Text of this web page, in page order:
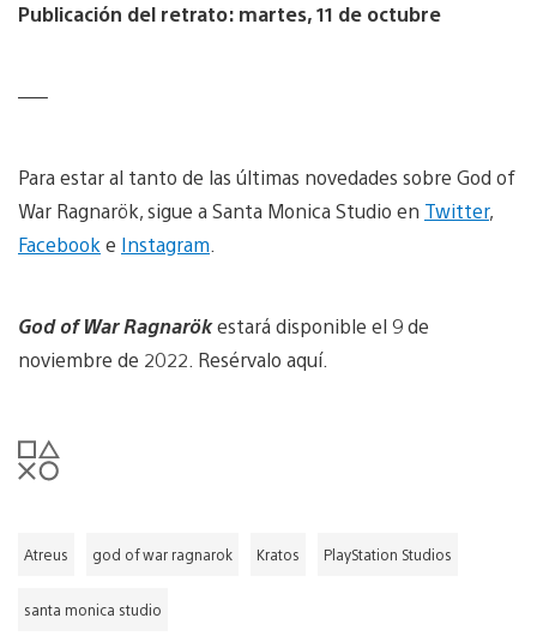
Publicación del retrato: martes, 11 de octubre
—–
Para estar al tanto de las últimas novedades sobre God of
War Ragnarök, sigue a Santa Monica Studio en Twitter,
Facebook e Instagram
God of War Ragnarökestará disponible el 9 de
noviembre de 2022. Resérvalo aquí.
Atreus god of war ragnarok Kratos PlayStation Studios
santa monica studio